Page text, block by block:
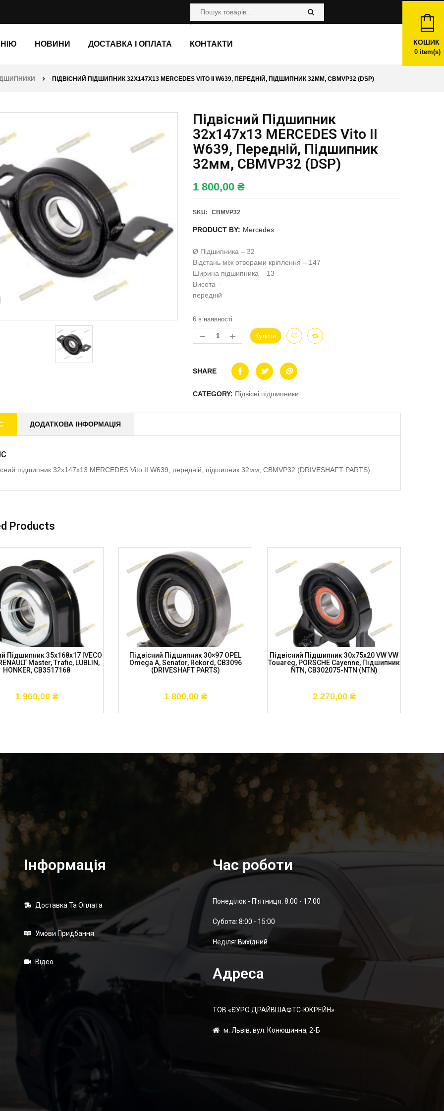
НОВИНИ ДОСТАВКА І ОПЛАТА КОНТАКТИ КОШИК
0item(s)
ПІДВІСНИЙ ПІДШИПНИК 32X147X13 MERCEDES VITO II W639, ПЕРЕДНІЙ, ПІДШИПНИК 32ММ, CBMVP32 (DSP)
Підвісний Підшипник
32x147x13 MERCEDES Vito II
W639, Передній, Підшипник
32мм, CBMVP32 (DSP)
1 800,00 ₴
SKU: CBMVP32
PRODUCT BY: Mercedes
Ø Підшипника – 32
Відстань між отворами кріплення – 147
Ширина підшипника – 13
Висота –
передній
6 в наявності
Купити
SHARE
CATEGORY: Підвісні підшипники
ДОДАТКОВА ІНФОРМАЦІЯ
підшипник 32x147x13 MERCEDES Vito II W639, передній, підшипник 32мм, CBMVP32 (DRIVESHAFT PARTS)
Products
Підшипник 35x168x17 IVECO
Master, Trafic, LUBLIN,
HONKER, CB3517168
1 960,00 ₴
Підвісний Підшипник 30×97 OPEL
Omega A, Senator, Rekord, CB3096
(DRIVESHAFT PARTS)
1 800,00 ₴
Підвісний Підшипник 30x75x20 VW VW
Touareg, PORSCHE Cayenne, Підшипник
NTN, CB302075-NTN (NTN)
2 270,00 ₴
Інформація
Доставка Та Оплата
Умови Придбання
Відео
Час роботи
Понеділок - П'ятниця: 8:00 - 17:00
Суботa: 8:00 - 15:00
Неділя: Вихідний
Адреса
ТОВ «ЄУРО ДРАЙВШАФТC-ЮКРЕЙН»
м. Львів, вул. Конюшинна, 2-Б